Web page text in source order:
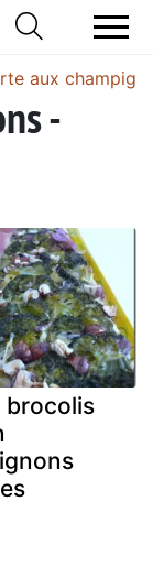
aux
-
brocolis